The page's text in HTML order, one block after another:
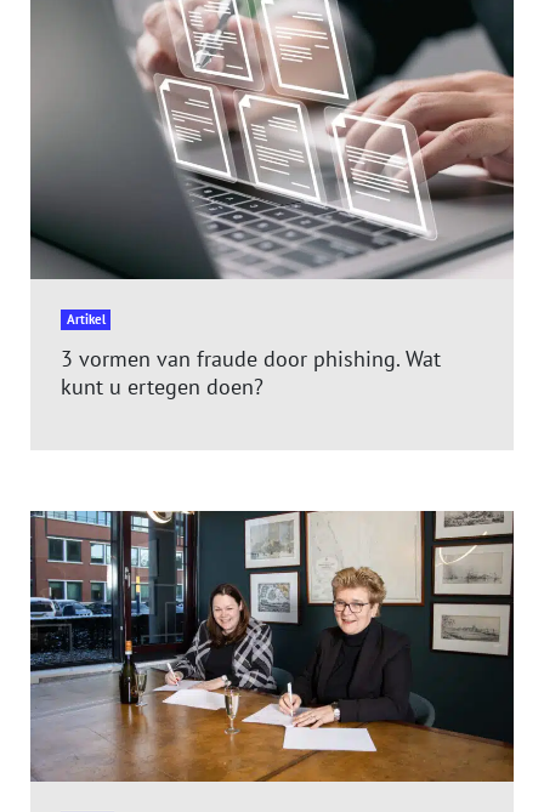
Artikel
3 vormen van fraude door phishing. Wat
kunt u ertegen doen?